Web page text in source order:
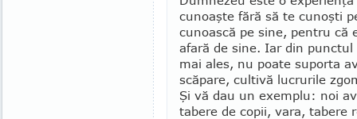
cu­noaşte fără să te cu­noşti
cunoască pe sine, pentru că
afară de sine. Iar din
mai ales, nu poate suporta
scăpare, cultivă lucrurile
Şi vă dau un exemplu: noi
tabere de copii, vara, tabere